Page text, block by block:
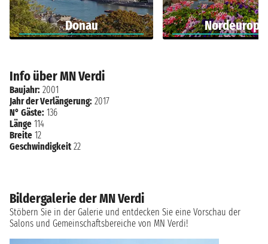
Donau Nordeuropa
Info über MN Verdi
Baujahr: 2001
Jahr der Verlängerung: 2017
N° Gäste: 136
Länge 114
Breite 12
Geschwindigkeit 22
Bildergalerie der MN Verdi
Stöbern Sie in der Galerie und entdecken Sie eine Vorschau der
Salons und Gemeinschaftsbereiche von MN Verdi!